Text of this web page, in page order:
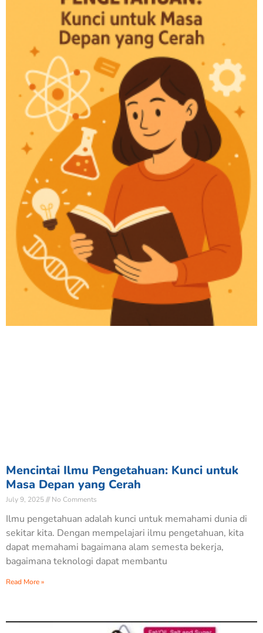
Mencintai Ilmu Pengetahuan: Kunci untuk
Masa Depan yang Cerah
July 9, 2025 No Comments
Ilmu pengetahuan adalah kunci untuk memahami dunia di
sekitar kita. Dengan mempelajari ilmu pengetahuan, kita
dapat memahami bagaimana alam semesta bekerja,
bagaimana teknologi dapat membantu
Read More »